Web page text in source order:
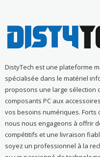
DistyTech est une plateforme
spécialisée dans le matériel
proposons une large sélection
composants PC aux
vos besoins numériques.
nous nous engageons à offrir
compétitifs et une livraison
soyez un professionnel à la